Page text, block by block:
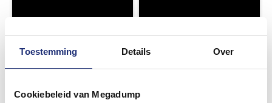
Toestemming Details Over
Cookiebeleid van Megadump